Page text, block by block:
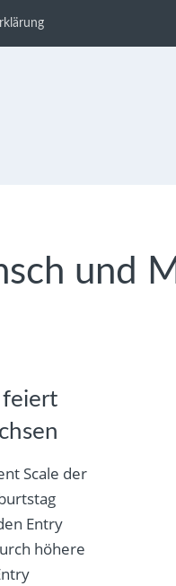
und
feiert
Scale der
Entry
höhere